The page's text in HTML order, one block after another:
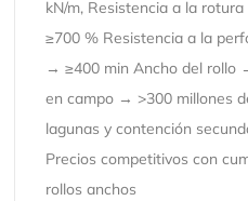
kN/m, Resistencia a la
≥700 % Resistencia a la
→ ≥400 min Ancho del rollo
en campo → >300 millones
lagunas y contención
Precios competitivos con
rollos anchos